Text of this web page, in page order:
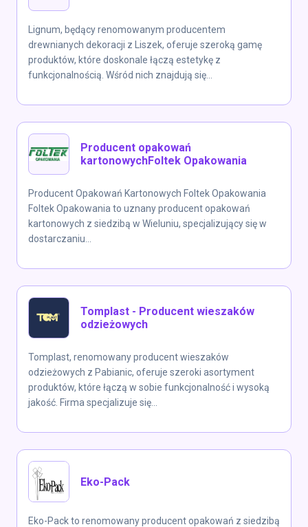
Lignum, będący renomowanym producentem
drewnianych dekoracji z Liszek, oferuje szeroką gamę
produktów, które doskonale łączą estetykę z
funkcjonalnością. Wśród nich znajdują się...
Producent opakowań
kartonowychFoltek Opakowania
Producent Opakowań Kartonowych Foltek Opakowania
Foltek Opakowania to uznany producent opakowań
kartonowych z siedzibą w Wieluniu, specjalizujący się w
dostarczaniu...
Tomplast - Producent wieszaków
odzieżowych
Tomplast, renomowany producent wieszaków
odzieżowych z Pabianic, oferuje szeroki asortyment
produktów, które łączą w sobie funkcjonalność i wysoką
jakość. Firma specjalizuje się...
Eko-Pack
Eko-Pack to renomowany producent opakowań z siedzibą